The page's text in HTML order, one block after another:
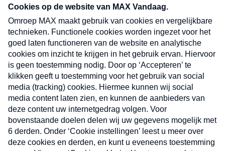
nieuwsbrief. Elke vrijdag- en dinsdagochtend in
uw mailbox.
Verzend
Nieuwsbrief